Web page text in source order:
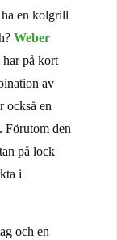
en kolgrill
Weber
har på kort
av
också en
Förutom den
på lock
i
och en